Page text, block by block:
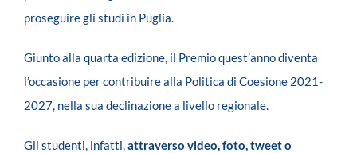
proseguire gli studi in Puglia.
Giunto alla quarta edizione, il Premio quest’anno diventa
l’occasione per contribuire alla Politica di Coesione 2021-
2027, nella sua declinazione a livello regionale.
Gli studenti, infatti,attraverso video, foto, tweet o